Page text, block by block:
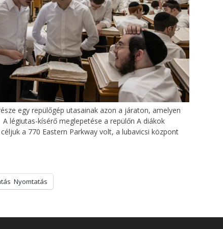
egy repülőgép utasainak azon a járaton, amelyen
légiutas-kísérő meglepetése a repülőn A diákok
a 770 Eastern Parkway volt, a lubavicsi központ
Nyomtatás